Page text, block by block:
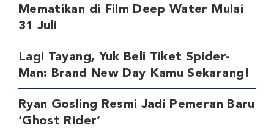
Mematikan di Film Deep Water Mulai
31 Juli
Lagi Tayang, Yuk Beli Tiket Spider-
Man: Brand New Day Kamu Sekarang!
Ryan Gosling Resmi Jadi Pemeran Baru
‘Ghost Rider’